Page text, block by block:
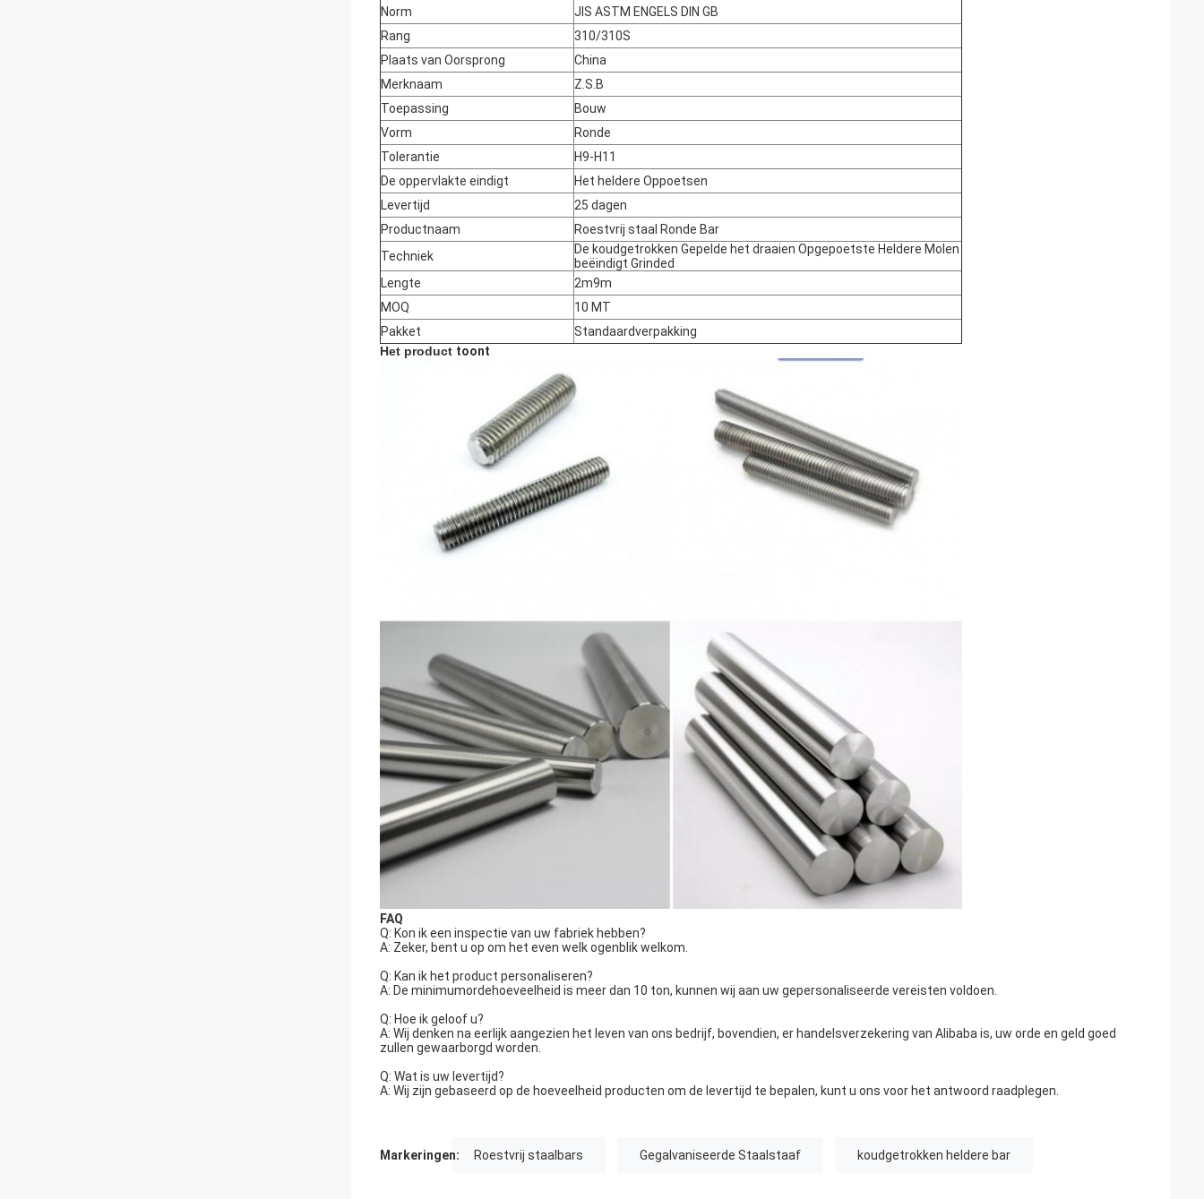
Norm
JIS ASTM ENGELS DIN GB
Rang
310/310S
Plaats van Oorsprong
China
Merknaam
Z.S.B
Toepassing
Bouw
Vorm
Ronde
Tolerantie
H9-H11
De oppervlakte eindigt
Het heldere Oppoetsen
Levertijd
25 dagen
Productnaam
Roestvrij staal Ronde Bar
Techniek
De koudgetrokken Gepelde het draaien Opgepoetste Heldere Molen
beëindigt Grinded
Lengte
2m9m
MOQ
10 MT
Pakket
Standaardverpakking
Het product toont
FAQ
Q: Kon ik een inspectie van uw fabriek hebben?
A: Zeker, bent u op om het even welk ogenblik welkom.
Q: Kan ik het product personaliseren?
A: De minimumordehoeveelheid is meer dan 10 ton, kunnen wij aan uw gepersonaliseerde vereisten voldoen.
Q: Hoe ik geloof u?
A: Wij denken na eerlijk aangezien het leven van ons bedrijf, bovendien, er handelsverzekering van Alibaba is, uw orde en geld goed
zullen gewaarborgd worden.
Q: Wat is uw levertijd?
A: Wij zijn gebaseerd op de hoeveelheid producten om de levertijd te bepalen, kunt u ons voor het antwoord raadplegen.
Markeringen: Roestvrij staalbars Gegalvaniseerde Staalstaaf koudgetrokken heldere bar